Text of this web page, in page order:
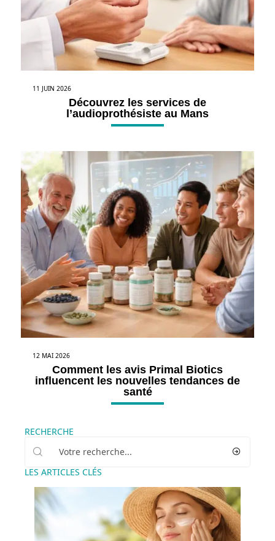
11 JUIN 2026
Découvrez les services de
l’audioprothésiste au Mans
12 MAI 2026
Comment les avis Primal Biotics
influencent les nouvelles tendances de
santé
RECHERCHE
LES ARTICLES CLÉS